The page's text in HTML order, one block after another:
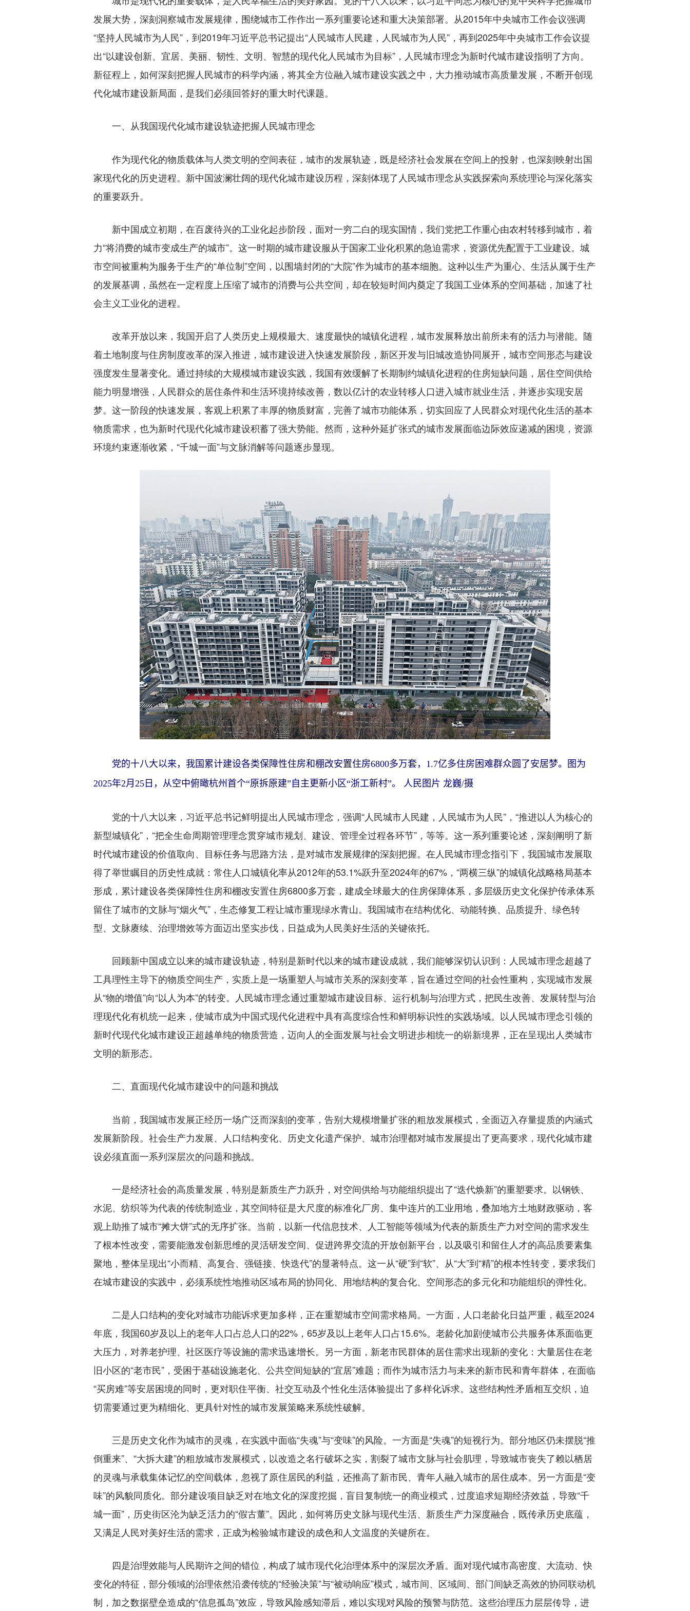
发展大势，深刻洞察城市发展规律，围绕城市工作作出一系列重要论述和重大决策部署。从2015年中央城市工作会议强调
“坚持人民城市为人民”，到2019年习近平总书记提出“人民城市人民建，人民城市为人民”，再到2025年中央城市工作会议提
出“以建设创新、宜居、美丽、韧性、文明、智慧的现代化人民城市为目标”，人民城市理念为新时代城市建设指明了方向。
新征程上，如何深刻把握人民城市的科学内涵，将其全方位融入城市建设实践之中，大力推动城市高质量发展，不断开创现
代化城市建设新局面，是我们必须回答好的重大时代课题。
一、从我国现代化城市建设轨迹把握人民城市理念
作为现代化的物质载体与人类文明的空间表征，城市的发展轨迹，既是经济社会发展在空间上的投射，也深刻映射出国
家现代化的历史进程。新中国波澜壮阔的现代化城市建设历程，深刻体现了人民城市理念从实践探索向系统理论与深化落实
的重要跃升。
新中国成立初期，在百废待兴的工业化起步阶段，面对一穷二白的现实国情，我们党把工作重心由农村转移到城市，着
力“将消费的城市变成生产的城市”。这一时期的城市建设服从于国家工业化积累的急迫需求，资源优先配置于工业建设。城
市空间被重构为服务于生产的“单位制”空间，以围墙封闭的“大院”作为城市的基本细胞。这种以生产为重心、生活从属于生产
的发展基调，虽然在一定程度上压缩了城市的消费与公共空间，却在较短时间内奠定了我国工业体系的空间基础，加速了社
会主义工业化的进程。
改革开放以来，我国开启了人类历史上规模最大、速度最快的城镇化进程，城市发展释放出前所未有的活力与潜能。随
着土地制度与住房制度改革的深入推进，城市建设进入快速发展阶段，新区开发与旧城改造协同展开，城市空间形态与建设
强度发生显著变化。通过持续的大规模城市建设实践，我国有效缓解了长期制约城镇化进程的住房短缺问题，居住空间供给
能力明显增强，人民群众的居住条件和生活环境持续改善，数以亿计的农业转移人口进入城市就业生活，并逐步实现安居
梦。这一阶段的快速发展，客观上积累了丰厚的物质财富，完善了城市功能体系，切实回应了人民群众对现代化生活的基本
物质需求，也为新时代现代化城市建设积蓄了强大势能。然而，这种外延扩张式的城市发展面临边际效应递减的困境，资源
环境约束逐渐收紧，“千城一面”与文脉消解等问题逐步显现。
党的十八大以来，我国累计建设各类保障性住房和棚改安置住房6800多万套，1.7亿多住房困难群众圆了安居梦。图为
2025年2月25日，从空中俯瞰杭州首个“原拆原建”自主更新小区“浙工新村”。 人民图片 龙巍/摄
党的十八大以来，习近平总书记鲜明提出人民城市理念，强调“人民城市人民建，人民城市为人民”，“推进以人为核心的
新型城镇化”，“把全生命周期管理理念贯穿城市规划、建设、管理全过程各环节”，等等。这一系列重要论述，深刻阐明了新
时代城市建设的价值取向、目标任务与思路方法，是对城市发展规律的深刻把握。在人民城市理念指引下，我国城市发展取
得了举世瞩目的历史性成就：常住人口城镇化率从2012年的53.1%跃升至2024年的67%，“两横三纵”的城镇化战略格局基本
形成，累计建设各类保障性住房和棚改安置住房6800多万套，建成全球最大的住房保障体系，多层级历史文化保护传承体系
留住了城市的文脉与“烟火气”，生态修复工程让城市重现绿水青山。我国城市在结构优化、动能转换、品质提升、绿色转
型、文脉赓续、治理增效等方面迈出坚实步伐，日益成为人民美好生活的关键依托。
回顾新中国成立以来的城市建设轨迹，特别是新时代以来的城市建设成就，我们能够深切认识到：人民城市理念超越了
工具理性主导下的物质空间生产，实质上是一场重塑人与城市关系的深刻变革，旨在通过空间的社会性重构，实现城市发展
从“物的增值”向“以人为本”的转变。人民城市理念通过重塑城市建设目标、运行机制与治理方式，把民生改善、发展转型与治
理现代化有机统一起来，使城市成为中国式现代化进程中具有高度综合性和鲜明标识性的实践场域。以人民城市理念引领的
新时代现代化城市建设正超越单纯的物质营造，迈向人的全面发展与社会文明进步相统一的崭新境界，正在呈现出人类城市
文明的新形态。
二、直面现代化城市建设中的问题和挑战
当前，我国城市发展正经历一场广泛而深刻的变革，告别大规模增量扩张的粗放发展模式，全面迈入存量提质的内涵式
发展新阶段。社会生产力发展、人口结构变化、历史文化遗产保护、城市治理都对城市发展提出了更高要求，现代化城市建
设必须直面一系列深层次的问题和挑战。
一是经济社会的高质量发展，特别是新质生产力跃升，对空间供给与功能组织提出了“迭代焕新”的重塑要求。以钢铁、
水泥、纺织等为代表的传统制造业，其空间特征是大尺度的标准化厂房、集中连片的工业用地，叠加地方土地财政驱动，客
观上助推了城市“摊大饼”式的无序扩张。当前，以新一代信息技术、人工智能等领域为代表的新质生产力对空间的需求发生
了根本性改变，需要能激发创新思维的灵活研发空间、促进跨界交流的开放创新平台，以及吸引和留住人才的高品质要素集
聚地，整体呈现出“小而精、高复合、强链接、快迭代”的显著特点。这一从“硬”到“软”、从“大”到“精”的根本性转变，要求我们
在城市建设的实践中，必须系统性地推动区域布局的协同化、用地结构的复合化、空间形态的多元化和功能组织的弹性化。
二是人口结构的变化对城市功能诉求更加多样，正在重塑城市空间需求格局。一方面，人口老龄化日益严重，截至2024
年底，我国60岁及以上的老年人口占总人口的22%，65岁及以上老年人口占15.6%。老龄化加剧使城市公共服务体系面临更
大压力，对养老护理、社区医疗等设施的需求迅速增长。另一方面，新老市民群体的居住需求出现新的变化：大量居住在老
旧小区的“老市民”，受困于基础设施老化、公共空间短缺的“宜居”难题；而作为城市活力与未来的新市民和青年群体，在面临
“买房难”等安居困境的同时，更对职住平衡、社交互动及个性化生活体验提出了多样化诉求。这些结构性矛盾相互交织，迫
切需要通过更为精细化、更具针对性的城市发展策略来系统性破解。
三是历史文化作为城市的灵魂，在实践中面临“失魂”与“变味”的风险。一方面是“失魂”的短视行为。部分地区仍未摆脱“推
倒重来”、“大拆大建”的粗放城市发展模式，以改造之名行破坏之实，割裂了城市文脉与社会肌理，导致城市丧失了赖以栖居
的灵魂与承载集体记忆的空间载体，忽视了原住居民的利益，还推高了新市民、青年人融入城市的居住成本。另一方面是“变
味”的风貌同质化。部分建设项目缺乏对在地文化的深度挖掘，盲目复制统一的商业模式，过度追求短期经济效益，导致“千
城一面”，历史街区沦为缺乏活力的“假古董”。因此，如何将历史文脉与现代生活、新质生产力深度融合，既传承历史底蕴，
又满足人民对美好生活的需求，正成为检验城市建设的成色和人文温度的关键所在。
四是治理效能与人民期许之间的错位，构成了城市现代化治理体系中的深层次矛盾。面对现代城市高密度、大流动、快
变化的特征，部分领域的治理依然沿袭传统的“经验决策”与“被动响应”模式，城市间、区域间、部门间缺乏高效的协同联动机
制，加之数据壁垒造成的“信息孤岛”效应，导致风险感知滞后，难以实现对风险的预警与防范。这些治理压力层层传导，进